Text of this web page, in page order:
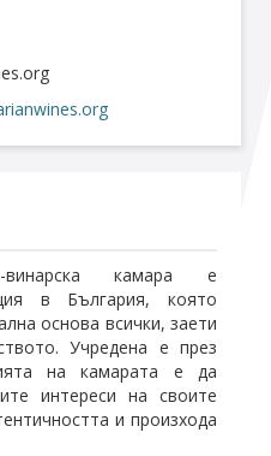
Абонирайте се!
винарска камара е
в България, която
основа всички, заети
Учредена е през
на камарата е да
интереси на своите
и произхода